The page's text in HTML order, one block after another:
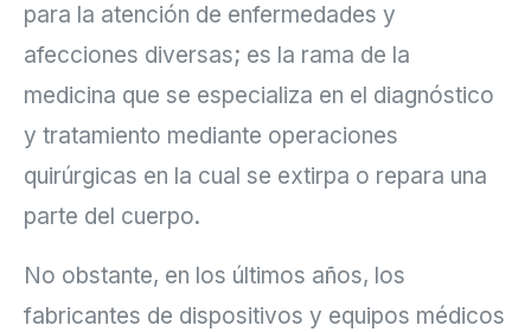
para la atención de enfermedades y
afecciones diversas; es la rama de la
medicina que se especializa en el diagnóstico
y tratamiento mediante operaciones
quirúrgicas en la cual se extirpa o repara una
parte del cuerpo.
No obstante, en los últimos años, los
fabricantes de dispositivos y equipos médicos